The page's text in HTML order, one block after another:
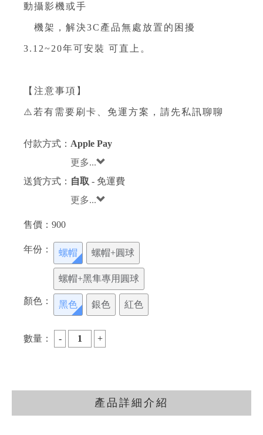
動攝影機或手
機架，解決3C產品無處放置的困擾
3.12~20年可安裝 可直上。
【注意事項】
⚠️若有需要刷卡、免運方案，請先私訊聊聊
付款方式： Apple Pay
更多...
送貨方式： 自取 - 免運費
更多...
售價： 900
年份： 螺帽 螺帽+圓球
螺帽+黑隼專用圓球
顏色： 黑色 銀色 紅色
數量：
產品詳細介紹